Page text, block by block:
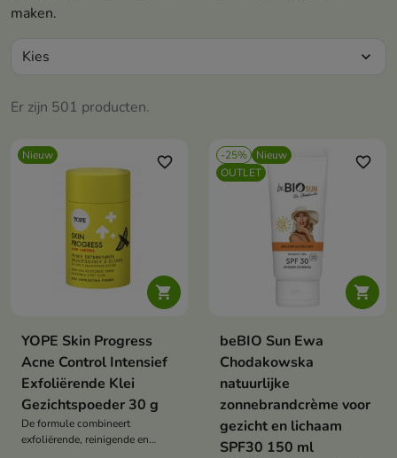
maken.
Er zijn 501 producten.
Kies expand_more
Nieuw

favorite_border
YOPE Skin Progress
Acne Control Intensief
Exfoliërende Klei
Gezichtspoeder 30 g
De formule combineert
exfoliërende, reinigende en
-25%
Nieuw
OUTLET

favorite_border
beBIO Sun Ewa
Chodakowska
natuurlijke
zonnebrandcrème voor
gezicht en lichaam
SPF30 150 ml